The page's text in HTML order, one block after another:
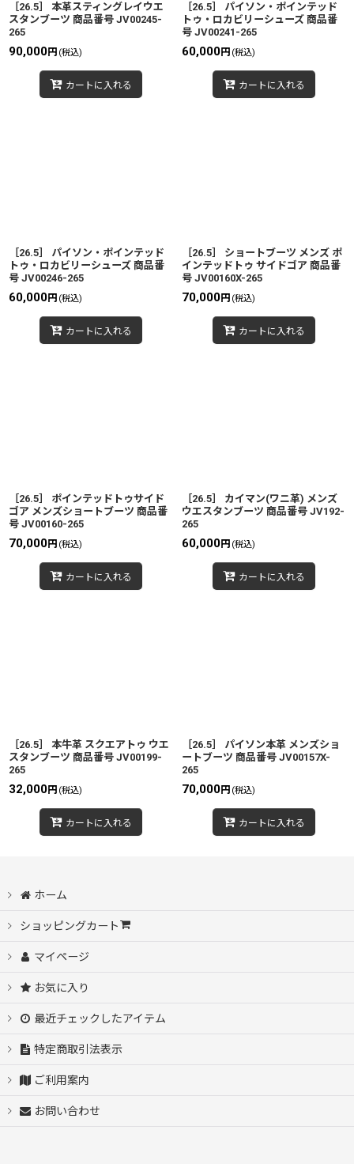
［26.5］ 本革スティングレイウエ
スタンブーツ 商品番号 JV00245-
265
90,000円 (税込)
カートに入れる
［26.5］ パイソン・ポインテッド
トゥ・ロカビリーシューズ 商品番
号 JV00241-265
60,000円 (税込)
カートに入れる
［26.5］ パイソン・ポインテッド
トゥ・ロカビリーシューズ 商品番
号 JV00246-265
60,000円 (税込)
カートに入れる
［26.5］ ショートブーツ メンズ ポ
インテッドトゥ サイドゴア 商品番
号 JV00160X-265
70,000円 (税込)
カートに入れる
［26.5］ ポインテッドトゥサイド
ゴア メンズショートブーツ 商品番
号 JV00160-265
70,000円 (税込)
カートに入れる
［26.5］ カイマン(ワニ革) メンズ
ウエスタンブーツ 商品番号 JV192-
265
60,000円 (税込)
カートに入れる
［26.5］ 本牛革 スクエアトゥ ウエ
スタンブーツ 商品番号 JV00199-
265
32,000円 (税込)
カートに入れる
［26.5］ パイソン本革 メンズショ
ートブーツ 商品番号 JV00157X-
265
70,000円 (税込)
カートに入れる
ホーム
ショッピングカート
マイページ
お気に入り
最近チェックしたアイテム
特定商取引法表示
ご利用案内
お問い合わせ